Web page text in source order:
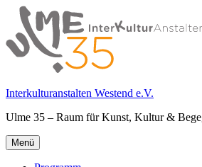
Springe
zum
Inhalt
Interkulturanstalten Westend e.V.
Ulme 35 – Raum für Kunst, Kultur &
Primäres
Menü
Menü